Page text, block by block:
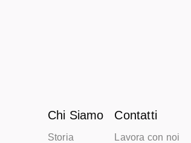
Chi Siamo
Storia
Contatti
Lavora con noi